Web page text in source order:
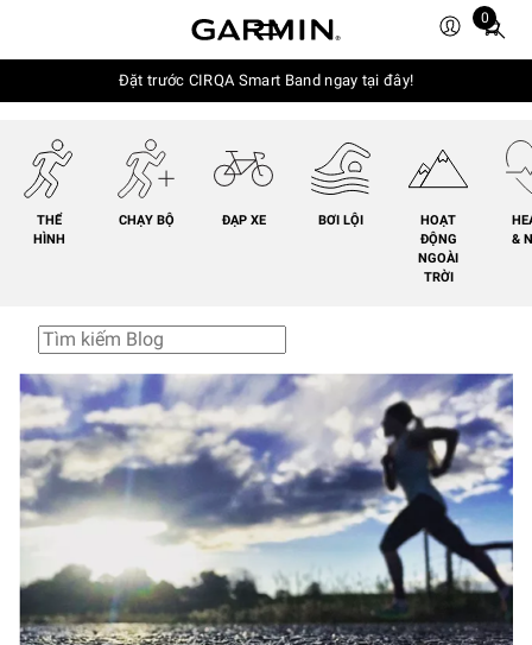
0
Total
cart:
Đặt trước CIRQA Smart Band ngay tại đây!
THỂ
HÌNH
CHẠY BỘ ĐẠP XE BƠI LỘI
HOẠT
ĐỘNG
NGOÀI
TRỜI
&